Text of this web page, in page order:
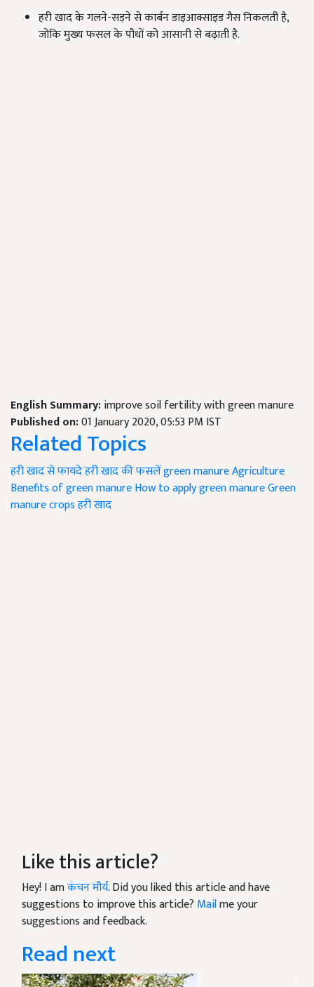
हरी खाद के गलने-सड़ने से कार्बन डाइआक्साइड गैस निकलती है,
जोकि मुख्य फसल के पौधों को आसानी से बढ़ाती है.
English Summary:improve soil fertility with green manure
Published on:01 January 2020, 05:53 PM IST
Related Topics
हरी खाद से फायदेहरी खाद की फसलेंgreen manure Agriculture
Benefits of green manureHow to apply green manureGreen
manure cropsहरी खाद
Like this article?
Hey! I amकंचन मौर्य. Did you liked this article and have
suggestions to improve this article? Mailme your
suggestions and feedback.
Read next